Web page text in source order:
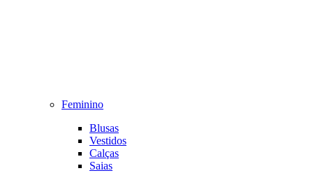
Feminino
Blusas
Vestidos
Calças
Saias